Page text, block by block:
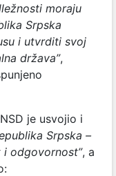
moraju
Srpska
i utvrditi svoj
država”,
je usvojio i
Srpska –
i odgovornost”, a